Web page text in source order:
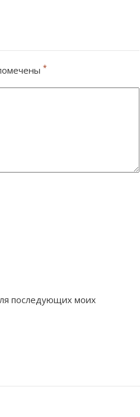
*
последующих моих